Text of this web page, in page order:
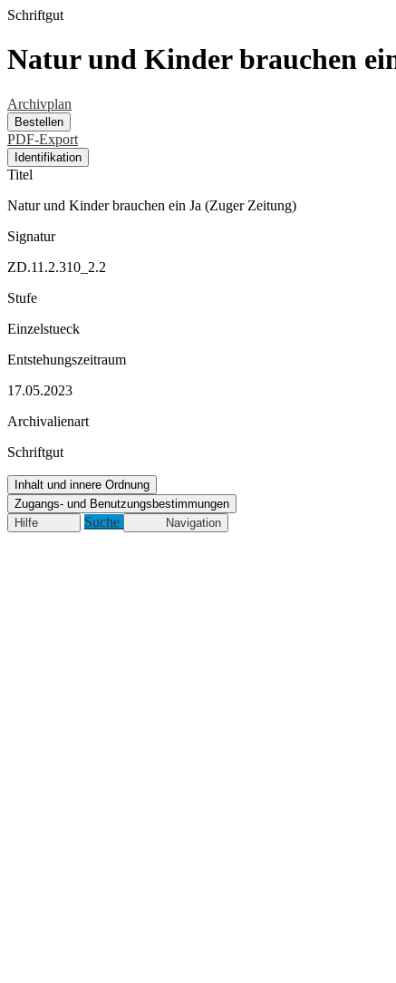
Schriftgut
Natur und Kinder brauchen
Archivplan
Bestellen
PDF-Export
Identifikation
Titel
Natur und Kinder brauchen ein Ja (Zuger Zeitung)
Signatur
ZD.11.2.310_2.2
Stufe
Einzelstueck
Entstehungszeitraum
17.05.2023
Archivalienart
Schriftgut
Inhalt und innere Ordnung
Zugangs- und Benutzungsbestimmungen
Hilfe
Suche Navigation